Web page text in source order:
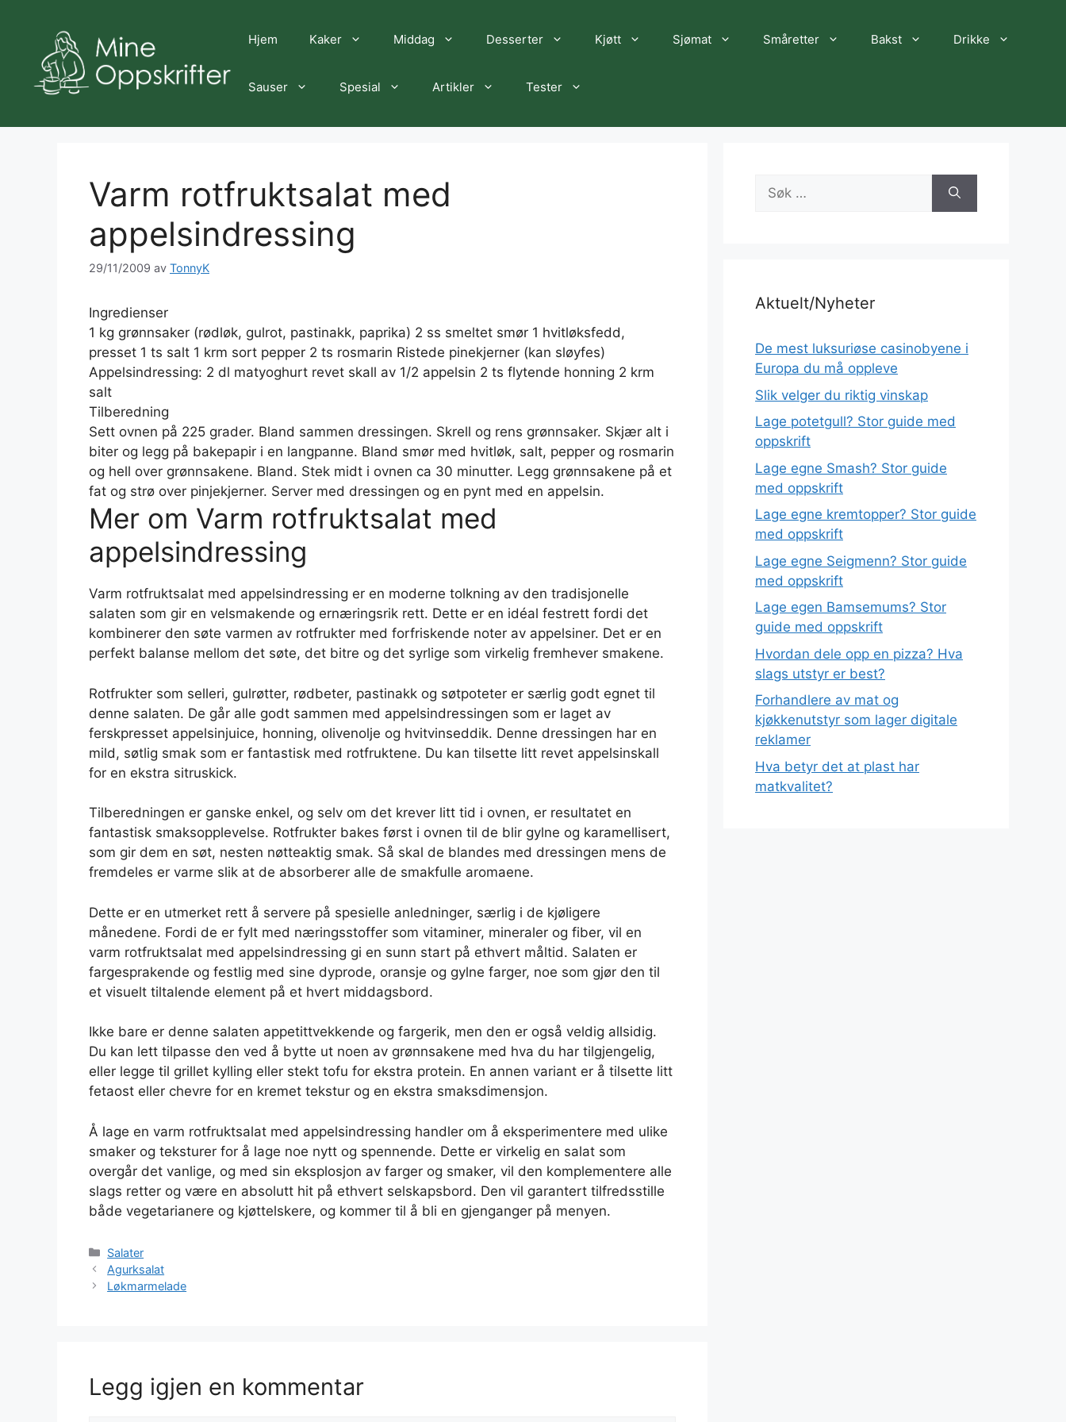
Hjem Kaker Middag Desserter Kjøtt Sjømat Småretter Bakst Drikke
Sauser Spesial Artikler Tester
Varm rotfruktsalat med
appelsindressing
29/11/2009 av TonnyK
Ingredienser
1 kg grønnsaker (rødløk, gulrot, pastinakk, paprika) 2 ss smeltet smør 1 hvitløksfedd,
presset 1 ts salt 1 krm sort pepper 2 ts rosmarin Ristede pinekjerner (kan sløyfes)
Appelsindressing: 2 dl matyoghurt revet skall av 1/2 appelsin 2 ts flytende honning 2 krm
salt
Tilberedning
Sett ovnen på 225 grader. Bland sammen dressingen. Skrell og rens grønnsaker. Skjær alt i
biter og legg på bakepapir i en langpanne. Bland smør med hvitløk, salt, pepper og rosmarin
og hell over grønnsakene. Bland. Stek midt i ovnen ca 30 minutter. Legg grønnsakene på et
fat og strø over pinjekjerner. Server med dressingen og en pynt med en appelsin.
Mer om Varm rotfruktsalat med
appelsindressing
Varm rotfruktsalat med appelsindressing er en moderne tolkning av den tradisjonelle
salaten som gir en velsmakende og ernæringsrik rett. Dette er en idéal festrett fordi det
kombinerer den søte varmen av rotfrukter med forfriskende noter av appelsiner. Det er en
perfekt balanse mellom det søte, det bitre og det syrlige som virkelig fremhever smakene.
Rotfrukter som selleri, gulrøtter, rødbeter, pastinakk og søtpoteter er særlig godt egnet til
denne salaten. De går alle godt sammen med appelsindressingen som er laget av
ferskpresset appelsinjuice, honning, olivenolje og hvitvinseddik. Denne dressingen har en
mild, søtlig smak som er fantastisk med rotfruktene. Du kan tilsette litt revet appelsinskall
for en ekstra sitruskick.
Tilberedningen er ganske enkel, og selv om det krever litt tid i ovnen, er resultatet en
fantastisk smaksopplevelse. Rotfrukter bakes først i ovnen til de blir gylne og karamellisert,
som gir dem en søt, nesten nøtteaktig smak. Så skal de blandes med dressingen mens de
fremdeles er varme slik at de absorberer alle de smakfulle aromaene.
Dette er en utmerket rett å servere på spesielle anledninger, særlig i de kjøligere
månedene. Fordi de er fylt med næringsstoffer som vitaminer, mineraler og fiber, vil en
varm rotfruktsalat med appelsindressing gi en sunn start på ethvert måltid. Salaten er
fargesprakende og festlig med sine dyprode, oransje og gylne farger, noe som gjør den til
et visuelt tiltalende element på et hvert middagsbord.
Ikke bare er denne salaten appetittvekkende og fargerik, men den er også veldig allsidig.
Du kan lett tilpasse den ved å bytte ut noen av grønnsakene med hva du har tilgjengelig,
eller legge til grillet kylling eller stekt tofu for ekstra protein. En annen variant er å tilsette litt
fetaost eller chevre for en kremet tekstur og en ekstra smaksdimensjon.
Å lage en varm rotfruktsalat med appelsindressing handler om å eksperimentere med ulike
smaker og teksturer for å lage noe nytt og spennende. Dette er virkelig en salat som
overgår det vanlige, og med sin eksplosjon av farger og smaker, vil den komplementere alle
slags retter og være en absolutt hit på ethvert selskapsbord. Den vil garantert tilfredsstille
både vegetarianere og kjøttelskere, og kommer til å bli en gjenganger på menyen.
Kategorier
Salater
Agurksalat
Løkmarmelade
Legg igjen en kommentar
Søk
etter:
Aktuelt/Nyheter
De mest luksuriøse casinobyene i
Europa du må oppleve
Slik velger du riktig vinskap
Lage potetgull? Stor guide med
oppskrift
Lage egne Smash? Stor guide
med oppskrift
Lage egne kremtopper? Stor guide
med oppskrift
Lage egne Seigmenn? Stor guide
med oppskrift
Lage egen Bamsemums? Stor
guide med oppskrift
Hvordan dele opp en pizza? Hva
slags utstyr er best?
Forhandlere av mat og
kjøkkenutstyr som lager digitale
reklamer
Hva betyr det at plast har
matkvalitet?